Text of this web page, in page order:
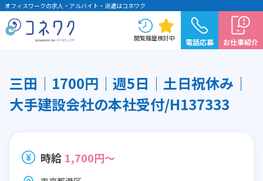
オフィスワークの求人・アルバイト・派遣はコネワク
閲覧履歴検討中 電話応募 お仕事紹介
三田│1700円│週5日│土日祝休み│
大手建設会社の本社受付/H137333
時給 1,700円～